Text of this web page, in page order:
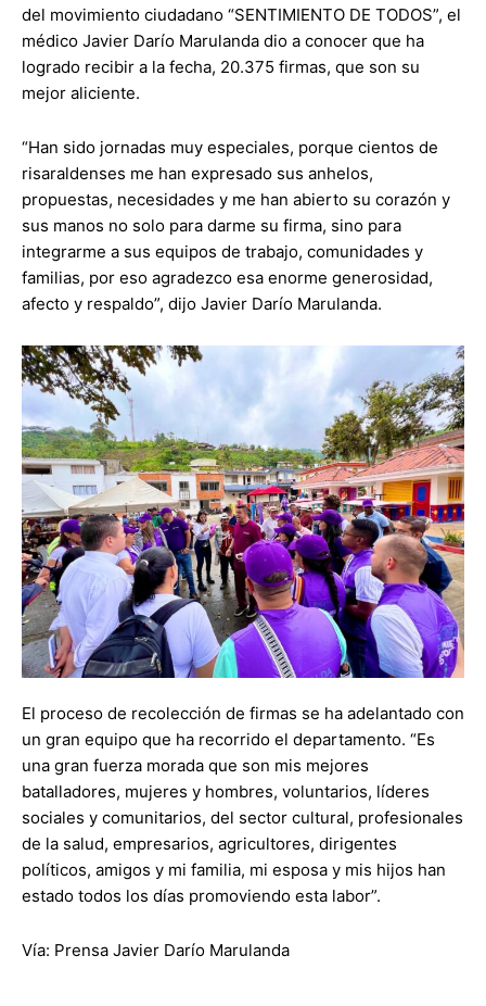
del movimiento ciudadano “SENTIMIENTO DE TODOS”, el
médico Javier Darío Marulanda dio a conocer que ha
logrado recibir a la fecha, 20.375 firmas, que son su
mejor aliciente.
“Han sido jornadas muy especiales, porque cientos de
risaraldenses me han expresado sus anhelos,
propuestas, necesidades y me han abierto su corazón y
sus manos no solo para darme su firma, sino para
integrarme a sus equipos de trabajo, comunidades y
familias, por eso agradezco esa enorme generosidad,
afecto y respaldo”, dijo Javier Darío Marulanda.
El proceso de recolección de firmas se ha adelantado con
un gran equipo que ha recorrido el departamento. “Es
una gran fuerza morada que son mis mejores
batalladores, mujeres y hombres, voluntarios, líderes
sociales y comunitarios, del sector cultural, profesionales
de la salud, empresarios, agricultores, dirigentes
políticos, amigos y mi familia, mi esposa y mis hijos han
estado todos los días promoviendo esta labor”.
Vía: Prensa Javier Darío Marulanda